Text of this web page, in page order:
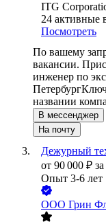
ITG
24 активные
Посмотреть
По вашему
вакансии.
инженер по
Петербург
названии
В мессенджер
На почту
Дежурный
от 90 000 ₽
Опыт 3-6 лет
ООО Грин